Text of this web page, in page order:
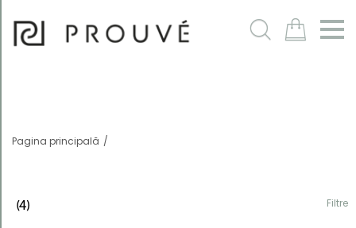
m
Pagina principală
(4) Filtre
Filtre